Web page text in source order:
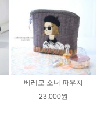
베레모 소녀 파우치
23,000원